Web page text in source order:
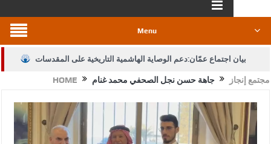
Menu
بيان اجتماع عمّان:دعم الوصاية الهاشمية التاريخية على المقدسات
الإسلامية والمسيحية
الأمن يتلف 16 مليون حبة كبتاجون و1480 كغم مواد مخدرة
النواب يقر مشروع تعديل قانون الملكية العقارية
HOME مجتمع إنجاز جاهة حسن نجل الصحفي محمد غنام